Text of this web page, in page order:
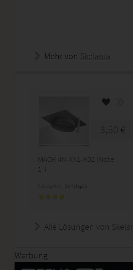
Mehr von Skelania
3,50 €
MAÖK 4N-XX1-K02 (Note
1-)
Sonstiges
Alle Lösungen von
Werbung